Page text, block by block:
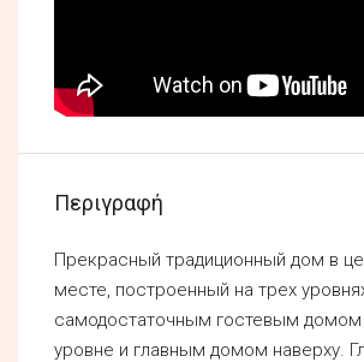
Περιγραφή
Прекрасный традиционный дом в
месте, построенный на трех
самодостаточным гостевым
уровне и главным домом наверху.